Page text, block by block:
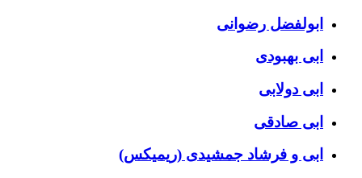
ابولفضل رضوانی
ابی بهبودی
ابی دولابی
ابی صادقی
ابی و فرشاد جمشیدی (ریمیکس)